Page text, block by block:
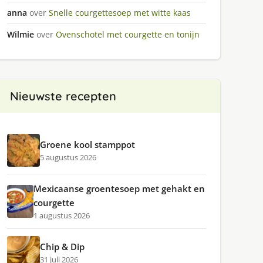
anna over Snelle courgettesoep met witte kaas
Wilmie over Ovenschotel met courgette en tonijn
Nieuwste recepten
Groene kool stamppot
5 augustus 2026
Mexicaanse groentesoep met gehakt en
courgette
1 augustus 2026
Chip & Dip
31 juli 2026